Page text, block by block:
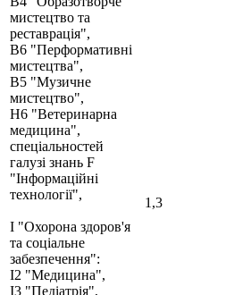
мистецтво та
реставрація",
В6 "Перформативні
мистецтва",
В5 "Музичне
мистецтво",
H6 "Ветеринарна
медицина",
спеціальностей
галузі знань F
"Інформаційні
технології",
І "Охорона здоров'я
та соціальне
забезпечення":
І2 "Медицина",
І3 "Педіатрія",
1,3